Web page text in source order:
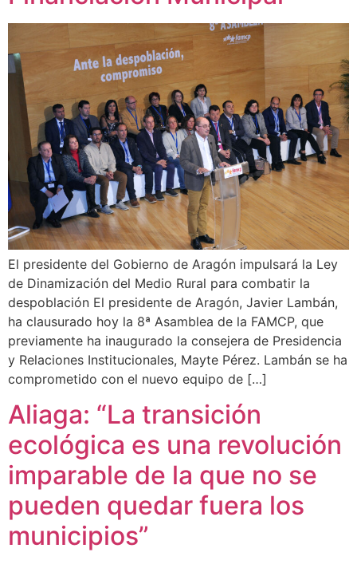
El presidente del Gobierno de Aragón impulsará la Ley
de Dinamización del Medio Rural para combatir la
despoblación El presidente de Aragón, Javier Lambán,
ha clausurado hoy la 8ª Asamblea de la FAMCP, que
previamente ha inaugurado la consejera de Presidencia
y Relaciones Institucionales, Mayte Pérez. Lambán se ha
comprometido con el nuevo equipo de […]
Aliaga: “La transición
ecológica es una revolución
imparable de la que no se
pueden quedar fuera los
municipios”